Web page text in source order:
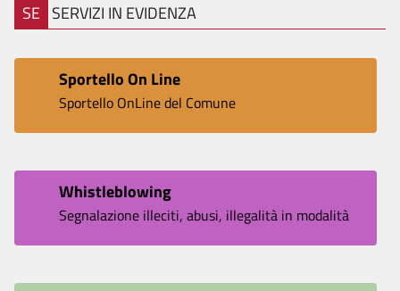
SE SERVIZI IN EVIDENZA
Sportello On Line
Sportello OnLine del Comune
Whistleblowing
Segnalazione illeciti, abusi, illegalità in modalità